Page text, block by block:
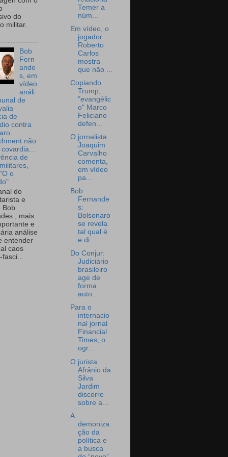
do
militar.
Bob
Fern
ande
s, em
vídeo
análi
de
de
contra
não
de
o
do
e
Bob
, mais
e
análise
entender
caos
Temer a
núm...
Em vídeo, o
jogador
Roberto
Carlos
mostra
que não ...
Copiando
Trump,
"evangélic
o" Marco
Feliciano
defen...
O jornalista
Joaquim
Carvalho
comenta,
em vídeo
pa...
Bob
Fernande
s:
Bolsonaro
se revela
tal qual é
e di...
Do Conjur:
Judiciário
brasileiro
age de
forma
auto...
Para o
internacio
nal jornal
Financial
Times, o
ogr...
O jurista
Afrânio da
Silva
Jardim
discorre
sobre a...
A
demoniza
ção da
política e
a busca